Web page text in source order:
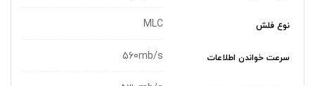
نوع فلش MLC
سرعت خواندن اطلاعات 560mb/s